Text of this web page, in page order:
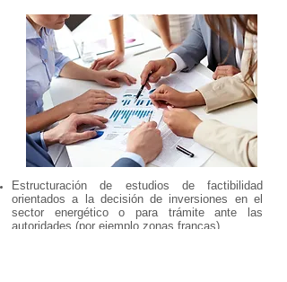
Estructuración de estudios de factibilidad
orientados a la decisión de inversiones en el
sector energético o para trámite ante las
autoridades (por ejemplo zonas francas).